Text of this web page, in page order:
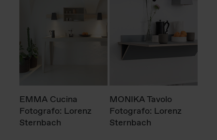
EMMA Cucina
Fotografo: Lorenz
Sternbach
MONIKA Tavolo
Fotografo: Lorenz
Sternbach